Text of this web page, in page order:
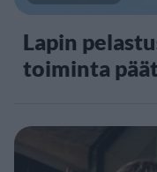
Lapin
toiminta